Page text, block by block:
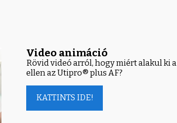
Video animáció
Rövid videó arról, hogy miért alakul ki
ellen az Utipro® plus AF?
KATTINTS IDE!